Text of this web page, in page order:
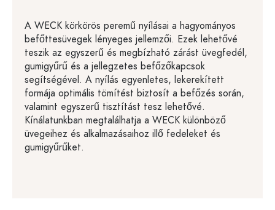
A WECK körkörös peremű nyílásai a hagyományos
befőttesüvegek lényeges jellemzői. Ezek lehetővé
teszik az egyszerű és megbízható zárást üvegfedél,
gumigyűrű és a jellegzetes befőzőkapcsok
segítségével. A nyílás egyenletes, lekerekített
formája optimális tömítést biztosít a befőzés során,
valamint egyszerű tisztítást tesz lehetővé.
Kínálatunkban megtalálhatja a WECK különböző
üvegeihez és alkalmazásaihoz illő fedeleket és
gumigyűrűket.